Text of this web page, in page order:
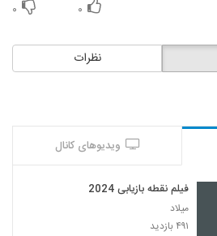
۰ ۰
نظرات
ویدیوهای کانال
فیلم نقطه بازیابی 2024
میلاد
۴۹۱ بازدید